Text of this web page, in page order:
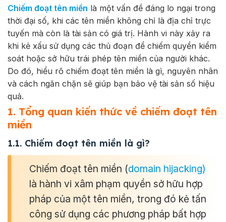
Chiếm đoạt tên miền là một vấn đề đáng lo ngại trong
thời đại số, khi các tên miền không chỉ là địa chỉ trực
tuyến mà còn là tài sản có giá trị. Hành vi này xảy ra
khi kẻ xấu sử dụng các thủ đoạn để chiếm quyền kiểm
soát hoặc sở hữu trái phép tên miền của người khác.
Do đó, hiểu rõ chiếm đoạt tên miền là gì, nguyên nhân
và cách ngăn chặn sẽ giúp bạn bảo vệ tài sản số hiệu
quả.
1. Tổng quan kiến thức về chiếm đoạt tên
miền
1.1. Chiếm đoạt tên miền là gì?
Chiếm đoạt tên miền (domain hijacking)
là hành vi xâm phạm quyền sở hữu hợp
pháp của một tên miền, trong đó kẻ tấn
công sử dụng các phương pháp bất hợp